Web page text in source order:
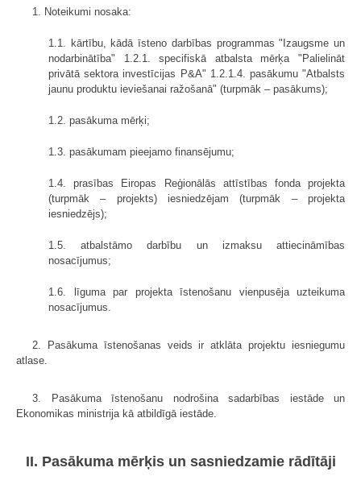
1. Noteikumi nosaka:
1.1. kārtību, kādā īsteno darbības programmas "Izaugsme un
nodarbinātība" 1.2.1. specifiskā atbalsta mērķa "Palielināt
privātā sektora investīcijas P&A" 1.2.1.4. pasākumu "Atbalsts
jaunu produktu ieviešanai ražošanā" (turpmāk – pasākums);
1.2. pasākuma mērķi;
1.3. pasākumam pieejamo finansējumu;
1.4. prasības Eiropas Reģionālās attīstības fonda projekta
(turpmāk – projekts) iesniedzējam (turpmāk – projekta
iesniedzējs);
1.5. atbalstāmo darbību un izmaksu attiecināmības
nosacījumus;
1.6. līguma par projekta īstenošanu vienpusēja uzteikuma
nosacījumus.
2. Pasākuma īstenošanas veids ir atklāta projektu iesniegumu
atlase.
3. Pasākuma īstenošanu nodrošina sadarbības iestāde un
Ekonomikas ministrija kā atbildīgā iestāde.
II. Pasākuma mērķis un sasniedzamie rādītāji